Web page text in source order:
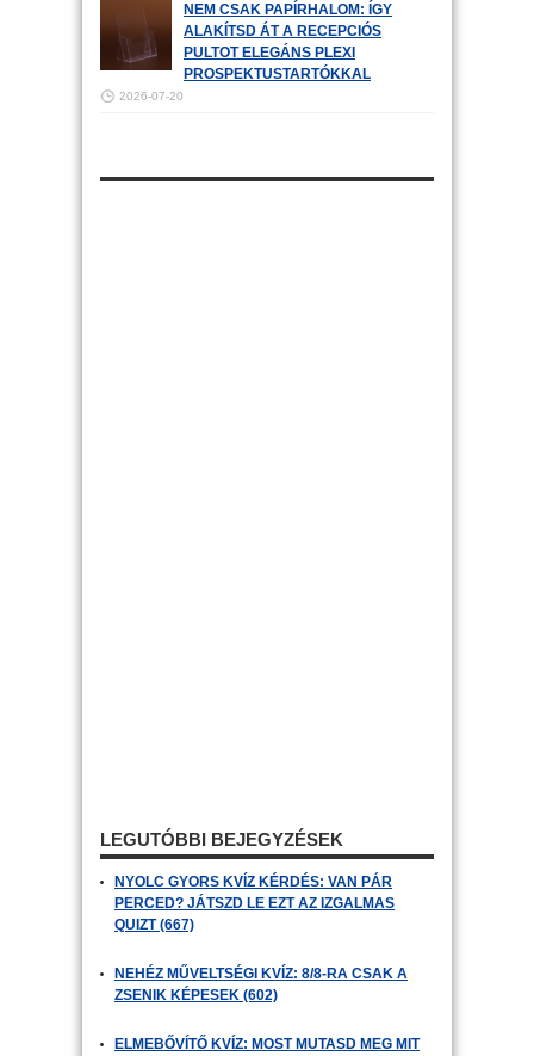
NEM CSAK PAPÍRHALOM: ÍGY
ALAKÍTSD ÁT A RECEPCIÓS
PULTOT ELEGÁNS PLEXI
PROSPEKTUSTARTÓKKAL
2026-07-20
LEGUTÓBBI BEJEGYZÉSEK
NYOLC GYORS KVÍZ KÉRDÉS: VAN PÁR
PERCED? JÁTSZD LE EZT AZ IZGALMAS
QUIZT (667)
NEHÉZ MŰVELTSÉGI KVÍZ: 8/8-RA CSAK A
ZSENIK KÉPESEK (602)
ELMEBŐVÍTŐ KVÍZ: MOST MUTASD MEG MIT